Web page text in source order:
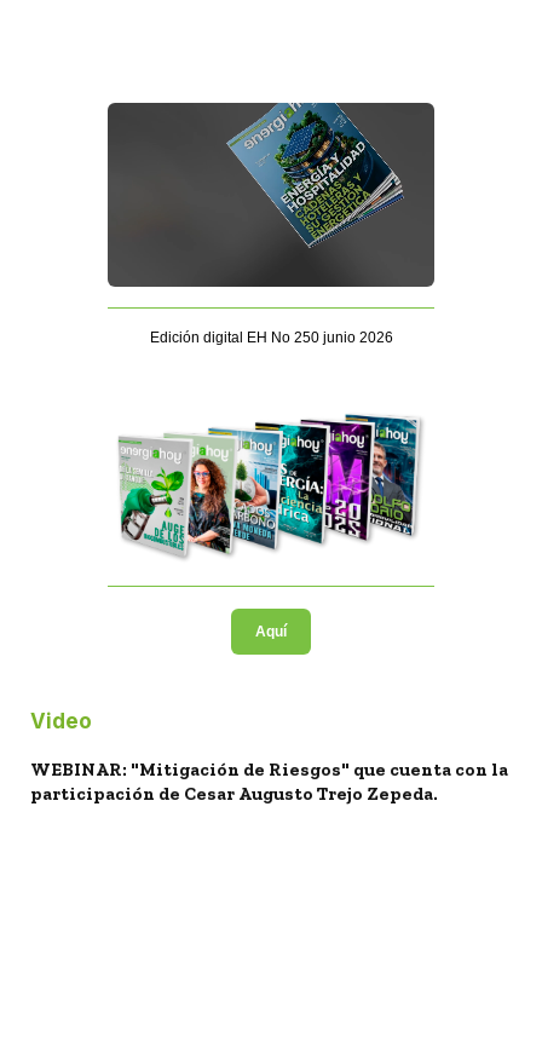
Edición digital EH No 250 junio 2026
Aquí
Video
WEBINAR: "Mitigación de Riesgos" que cuenta con la
participación de Cesar Augusto Trejo Zepeda.